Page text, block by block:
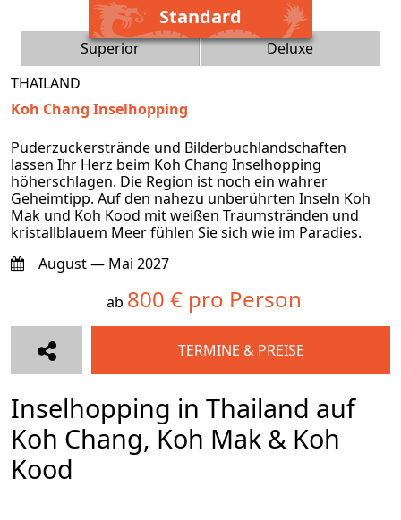
Standard
Superior
Deluxe
THAILAND
Koh Chang Inselhopping
Puderzuckerstrände und Bilderbuchlandschaften
lassen Ihr Herz beim Koh Chang Inselhopping
höherschlagen. Die Region ist noch ein wahrer
Geheimtipp. Auf den nahezu unberührten Inseln Koh
Mak und Koh Kood mit weißen Traumstränden und
kristallblauem Meer fühlen Sie sich wie im Paradies.
August — Mai 2027
ab 800 € pro Person
TERMINE & PREISE
Inselhopping in Thailand auf
Koh Chang, Koh Mak & Koh
Kood